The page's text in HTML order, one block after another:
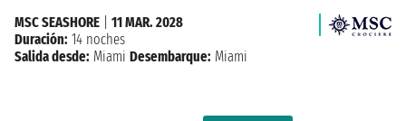
MSC SEASHORE
11 MAR. 2028
Duración: 14 noches
Salida desde: Miami Desembarque: Miami